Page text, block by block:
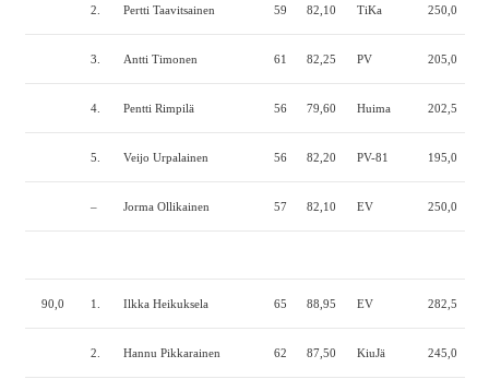
2. Pertti Taavitsainen 59 82,10 TiKa 250,0
3. Antti Timonen 61 82,25 PV 205,0
4. Pentti Rimpilä 56 79,60 Huima 202,5
5. Veijo Urpalainen 56 82,20 PV-81 195,0
– Jorma Ollikainen 57 82,10 EV 250,0
90,0 1. Ilkka Heikuksela 65 88,95 EV 282,5
2. Hannu Pikkarainen 62 87,50 KiuJä 245,0